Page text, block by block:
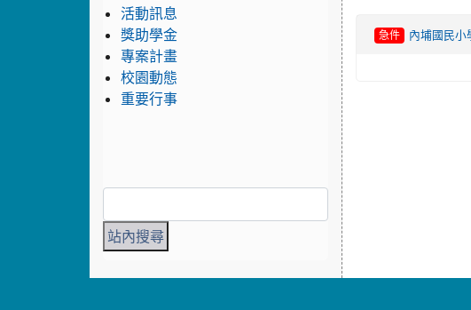
急件 內埔國民小
活動訊息
獎助學金
專案計畫
校園動態
重要行事